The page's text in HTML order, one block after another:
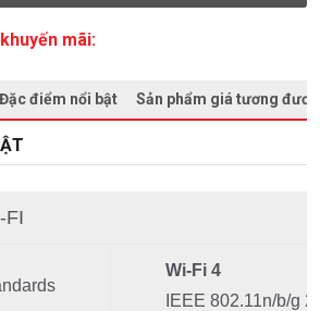
mãi:
Đặc điểm nổi bật Sản phẩm giá tương
FI
Wi-Fi 4
IEEE 802.11n/b/g